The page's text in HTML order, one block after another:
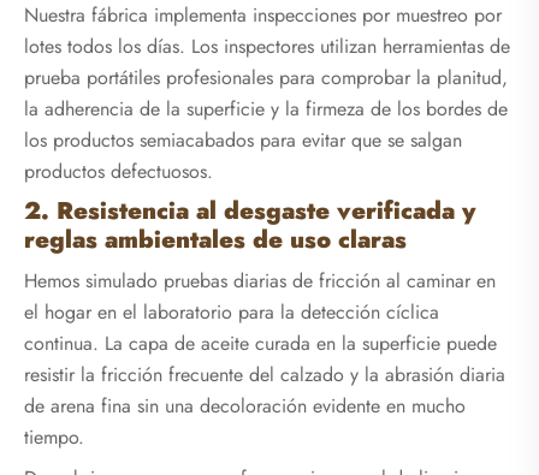
Nuestra fábrica implementa inspecciones por muestreo por
lotes todos los días. Los inspectores utilizan herramientas de
prueba portátiles profesionales para comprobar la planitud,
la adherencia de la superficie y la firmeza de los bordes de
los productos semiacabados para evitar que se salgan
productos defectuosos.
2. Resistencia al desgaste verificada y
reglas ambientales de uso claras
Hemos simulado pruebas diarias de fricción al caminar en
el hogar en el laboratorio para la detección cíclica
continua. La capa de aceite curada en la superficie puede
resistir la fricción frecuente del calzado y la abrasión diaria
de arena fina sin una decoloración evidente en mucho
tiempo.